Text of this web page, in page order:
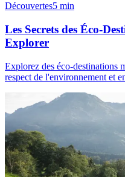
Découvertes5 min
Les Secrets des Éco-
Explorer
Explorez des éco-destinations
respect de l'environnement et